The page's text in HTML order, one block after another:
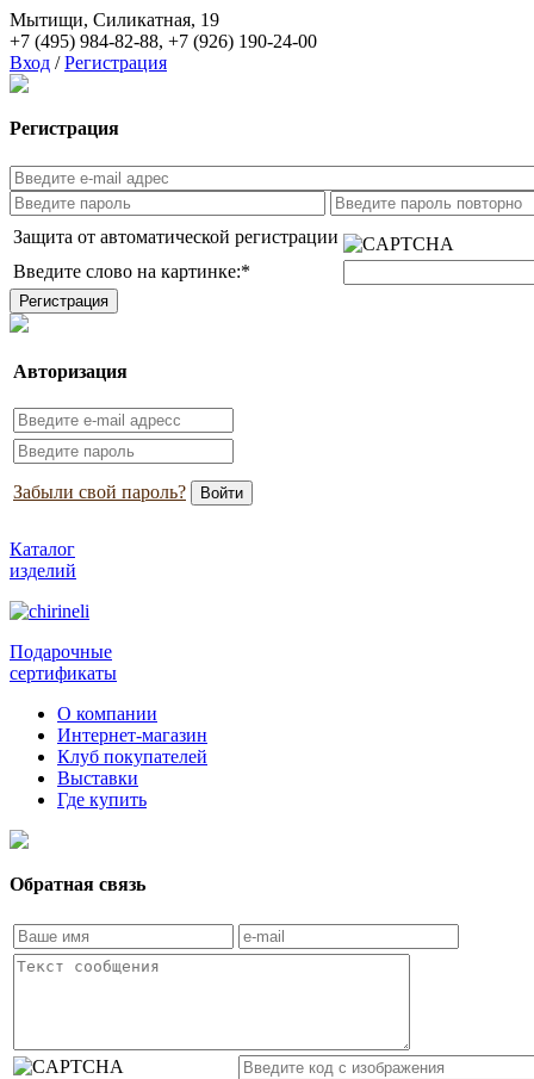
Мытищи, Силикатная, 19
+7 (495) 984-82-88, +7 (926) 190-24-00
Вход / Регистрация
Регистрация
Защита от автоматической регистрации
Введите слово на картинке:*
Авторизация
Забыли свой пароль?
Каталог
изделий
Подарочные
сертификаты
О компании
Интернет-магазин
Клуб покупателей
Выставки
Где купить
Обратная связь